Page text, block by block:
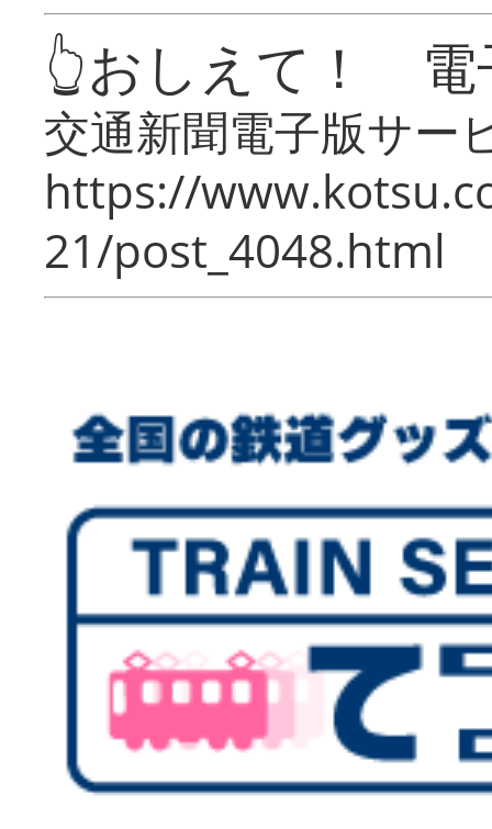
👆おしえて！ 電
交通新聞電子版サー
https://
21/post_4048.html